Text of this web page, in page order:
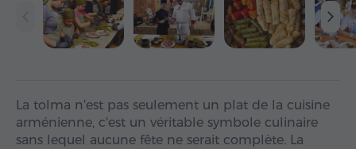
La tolma n'est pas seulement un plat de la cuisine
arménienne, c'est un véritable symbole culinaire
sans lequel aucune fête ne serait complète. La